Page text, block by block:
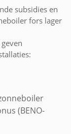
subsidies en
fors lager
(BENO-